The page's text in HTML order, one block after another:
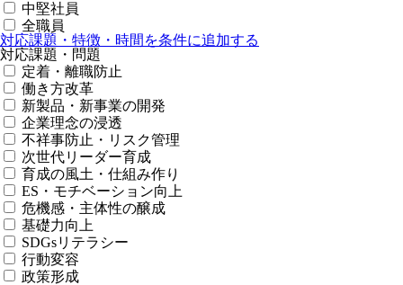
中堅社員
全職員
対応課題・特徴・時間を条件に追加する
対応課題・問題
定着・離職防止
働き方改革
新製品・新事業の開発
企業理念の浸透
不祥事防止・リスク管理
次世代リーダー育成
育成の風土・仕組み作り
ES・モチベーション向上
危機感・主体性の醸成
基礎力向上
SDGsリテラシー
行動変容
政策形成